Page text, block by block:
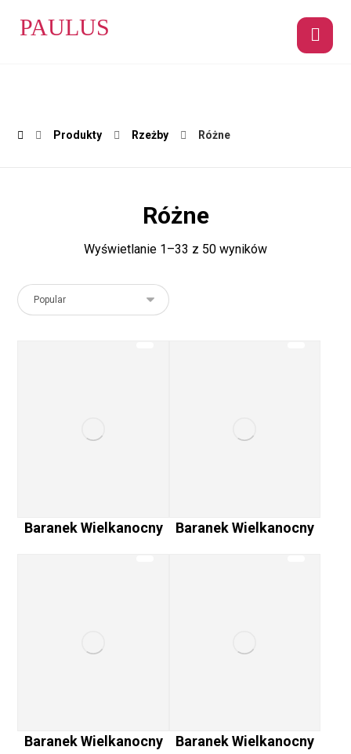
PAULUS
Produkty Rzeżby Różne
Różne
Wyświetlanie 1–33 z 50 wyników
Baranek Wielkanocny Baranek Wielkanocny
Baranek Wielkanocny Baranek Wielkanocny